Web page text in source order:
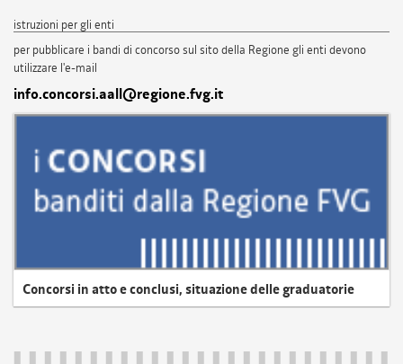
istruzioni per gli enti
per pubblicare i bandi di concorso sul sito della Regione gli enti devono
utilizzare l'e-mail
info.concorsi.aall@regione.fvg.it
Concorsi in atto e conclusi, situazione delle graduatorie